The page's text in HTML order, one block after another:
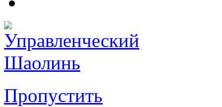
Пропустить